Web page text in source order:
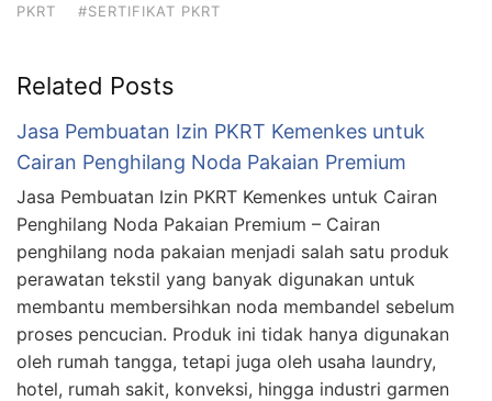
PKRT
#SERTIFIKAT PKRT
Related Posts
Jasa Pembuatan Izin PKRT Kemenkes untuk
Cairan Penghilang Noda Pakaian Premium
Jasa Pembuatan Izin PKRT Kemenkes untuk Cairan
Penghilang Noda Pakaian Premium – Cairan
penghilang noda pakaian menjadi salah satu produk
perawatan tekstil yang banyak digunakan untuk
membantu membersihkan noda membandel sebelum
proses pencucian. Produk ini tidak hanya digunakan
oleh rumah tangga, tetapi juga oleh usaha laundry,
hotel, rumah sakit, konveksi, hingga industri garmen